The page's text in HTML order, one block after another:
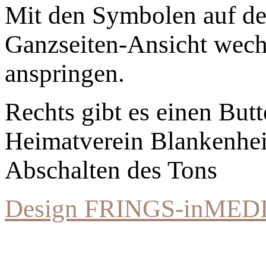
Mit den Symbolen auf
Ganzseiten-Ansicht
anspringen.
Rechts gibt es einen
Heimatverein
Abschalten des Tons
Design FRINGS-